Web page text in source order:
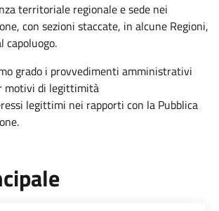
territoriale regionale e sede nei
con sezioni staccate, in alcune Regioni,
capoluogo.
grado i provvedimenti amministrativi
motivi di legittimità
legittimi nei rapporti con la Pubblica